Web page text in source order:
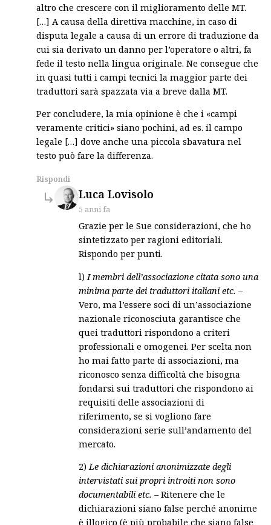
altro che crescere con il miglioramento delle MT.
[…] A causa della direttiva macchine, in caso di
disputa legale a causa di un errore di traduzione da
cui sia derivato un danno per l’operatore o altri, fa
fede il testo nella lingua originale. Ne consegue che
in quasi tutti i campi tecnici la maggior parte dei
traduttori sarà spazzata via a breve dalla MT.
Per concludere, la mia opinione è che i «campi
veramente critici» siano pochini, ad es. il campo
legale […] dove anche una piccola sbavatura nel
testo può fare la differenza.
Rispondi
Luca Lovisolo
5 anni fa
Grazie per le Sue considerazioni, che ho
sintetizzato per ragioni editoriali.
Rispondo per punti.
l) I membri dell’associazione citata sono una
minima parte dei traduttori italiani etc. –
Vero, ma l’essere soci di un’associazione
nazionale riconosciuta garantisce che
quei traduttori rispondono a criteri
professionali e omogenei. Per scelta non
ho mai fatto parte di associazioni, ma
riconosco senza difficoltà che bisogna
fondarsi sui traduttori che rispondono ai
requisiti delle associazioni di
riferimento, se si vogliono fare
considerazioni serie sull’andamento del
mercato.
2)Le dichiarazioni anonimizzate degli
intervistati sui propri introiti non sono
documentabili etc. – Ritenere che le
dichiarazioni siano false perché anonime
è illogico (è più probabile che siano false